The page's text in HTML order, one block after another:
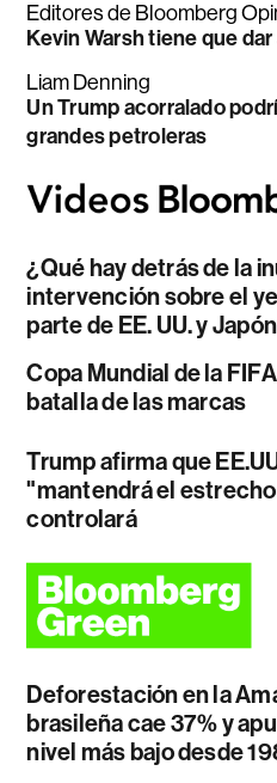
Editores de Bloomberg
Kevin Warsh tiene que
Liam Denning
Un Trump acorralado
grandes petroleras
¿Qué hay detrás de la
intervención sobre el
parte de EE. UU. y
Copa Mundial de la
batalla de las marcas
Trump afirma que
"mantendrá el
controlará
Deforestación en la
brasileña cae 37% y
nivel más bajo desde